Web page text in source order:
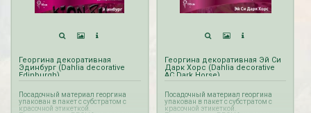
Георгина декоративная
Эдинбург (Dahlia decorative
Edinburgh)
Посадочный материал георгина
упакован в пакет с субстратом с
красочной этикеткой.
Георгина декоративная Эй Си
Дарк Хорс (Dahlia decorative
AC Dark Horse)
Посадочный материал георгина
упакован в пакет с субстратом с
красочной этикеткой.